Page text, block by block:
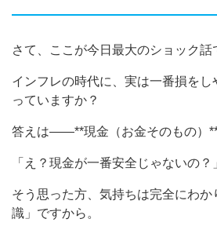
さて、ここが今日最大のショック話
インフレの時代に、実は一番損を
っていますか？
答えは——**現金（お金そのもの）**
「え？現金が一番安全じゃないの？
そう思った方、気持ちは完全にわか
識」ですから。